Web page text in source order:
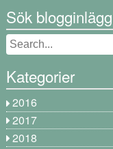
Sök blogginlägg
Kategorier
2016
2017
2018